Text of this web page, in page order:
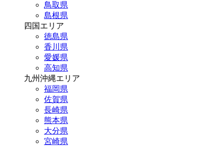
鳥取県
島根県
四国エリア
徳島県
香川県
愛媛県
高知県
九州沖縄エリア
福岡県
佐賀県
長崎県
熊本県
大分県
宮崎県